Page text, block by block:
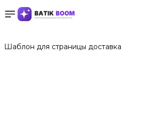
Шаблон для страницы доставка